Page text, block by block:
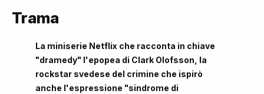
Trama
La miniserie Netflix che racconta in chiave
"dramedy" l'epopea di Clark Olofsson, la
rockstar svedese del crimine che ispirò
anche l'espressione "sindrome di